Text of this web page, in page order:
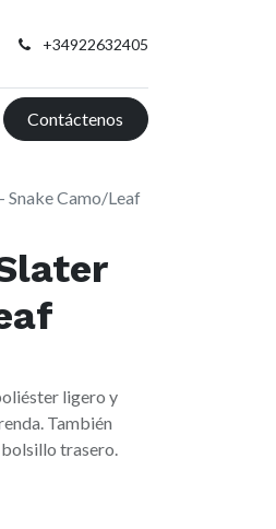
+34922632405
Contáctenos
Snake Camo/Leaf
ligero y
También
bolsillo trasero.